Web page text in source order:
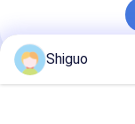
หมวดหมู่ของเรา
Shiguo